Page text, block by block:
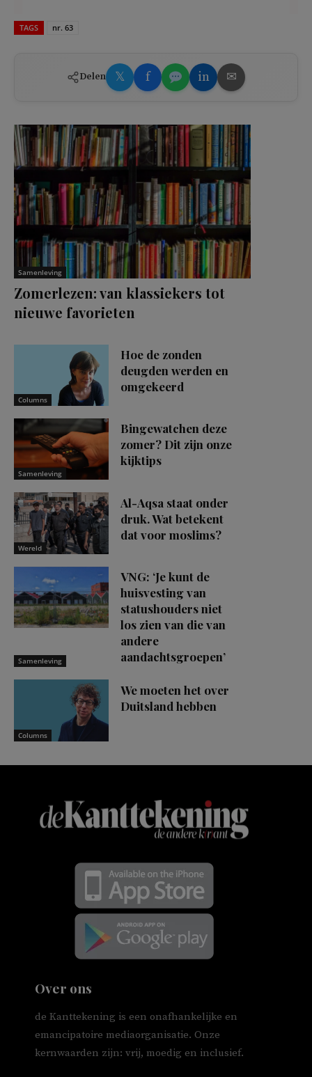
TAGS nr. 63
Delen 𝕏 f in ✉
Samenleving
Zomerlezen: van klassiekers tot
nieuwe favorieten
Columns
Hoe de zonden
deugden werden en
omgekeerd
Samenleving
Bingewatchen deze
zomer? Dit zijn onze
kijktips
Wereld
Al-Aqsa staat onder
druk. Wat betekent
dat voor moslims?
Samenleving
VNG: ‘Je kunt de
huisvesting van
statushouders niet
los zien van die van
andere
aandachtsgroepen’
Columns
We moeten het over
Duitsland hebben
Over ons
de Kanttekening is een onafhankelijke en
emancipatoire mediaorganisatie. Onze
kernwaarden zijn: vrij, moedig en inclusief.